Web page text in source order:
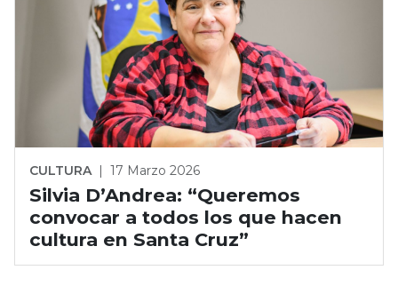
CULTURA | 17 Marzo 2026
Silvia D’Andrea: “Queremos
convocar a todos los que hacen
cultura en Santa Cruz”